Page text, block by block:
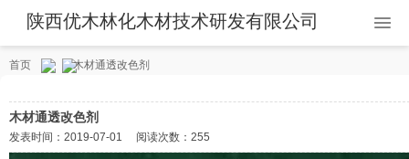
陕西优木林化木材技术研发有限公司
首页 木材通透改色剂
木材通透改色剂
发表时间： 2019-07-01 阅读次数： 255